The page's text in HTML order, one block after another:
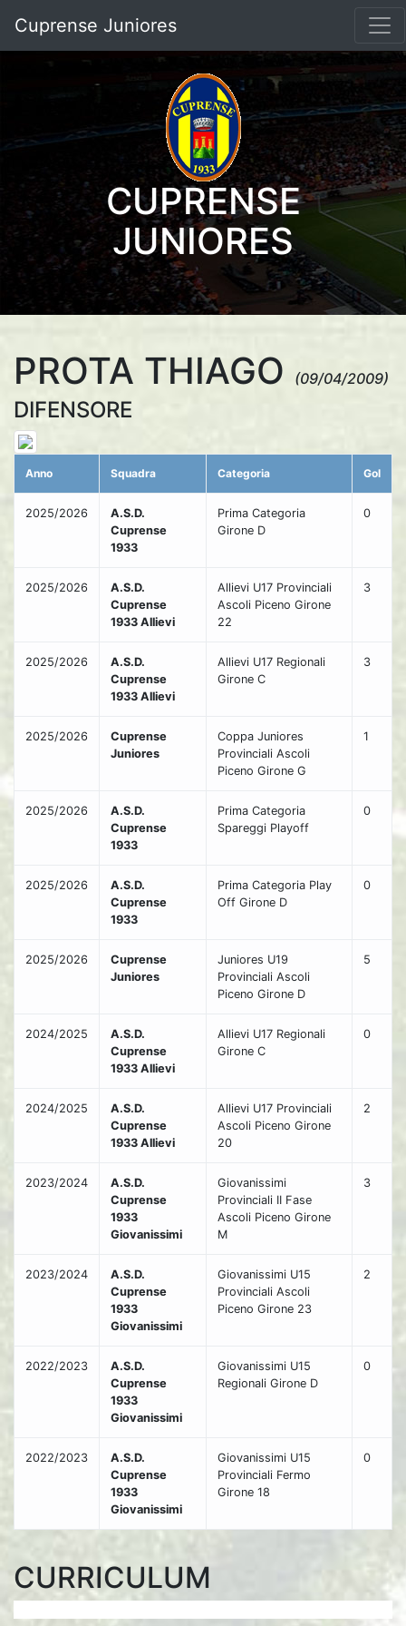
Cuprense Juniores
CUPRENSE
JUNIORES
PROTA THIAGO (09/04/2009)
DIFENSORE
Anno Squadra Categoria Gol
2025/2026
A.S.D.
Cuprense
1933
Prima Categoria
Girone D
0
2025/2026
A.S.D.
Cuprense
1933 Allievi
Allievi U17 Provinciali
Ascoli Piceno Girone
22
3
2025/2026
A.S.D.
Cuprense
1933 Allievi
Allievi U17 Regionali
Girone C
3
2025/2026
Cuprense
Juniores
Coppa Juniores
Provinciali Ascoli
Piceno Girone G
1
2025/2026
A.S.D.
Cuprense
1933
Prima Categoria
Spareggi Playoff
0
2025/2026
A.S.D.
Cuprense
1933
Prima Categoria Play
Off Girone D
0
2025/2026
Cuprense
Juniores
Juniores U19
Provinciali Ascoli
Piceno Girone D
5
2024/2025
A.S.D.
Cuprense
1933 Allievi
Allievi U17 Regionali
Girone C
0
2024/2025
A.S.D.
Cuprense
1933 Allievi
Allievi U17 Provinciali
Ascoli Piceno Girone
20
2
2023/2024
A.S.D.
Cuprense
1933
Giovanissimi
Giovanissimi
Provinciali II Fase
Ascoli Piceno Girone
M
3
2023/2024
A.S.D.
Cuprense
1933
Giovanissimi
Giovanissimi U15
Provinciali Ascoli
Piceno Girone 23
2
2022/2023
A.S.D.
Cuprense
1933
Giovanissimi
Giovanissimi U15
Regionali Girone D
0
2022/2023
A.S.D.
Cuprense
1933
Giovanissimi
Giovanissimi U15
Provinciali Fermo
Girone 18
0
CURRICULUM